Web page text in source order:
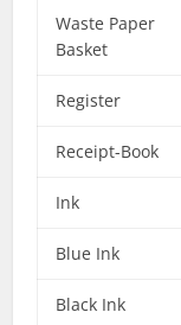
Waste Paper
Basket
Register
Receipt-Book
Ink
Blue Ink
Black Ink